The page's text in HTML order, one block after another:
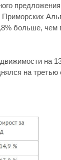
Приморских
больше, чем
на
на третью